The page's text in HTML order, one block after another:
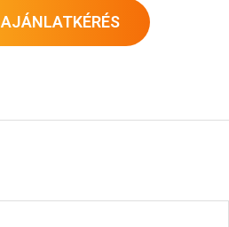
AJÁNLATKÉRÉS